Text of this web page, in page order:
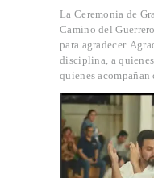
La Ceremonia de
Camino del
para agradecer.
disciplina, a
quienes acompañan